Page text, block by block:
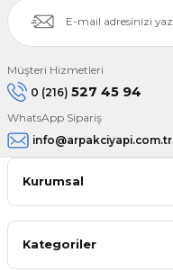
Müşteri Hizmetleri
0 (216) 527 45 94
WhatsApp Sipariş
info@arpakciyapi.com.tr
Kurumsal
Kategoriler